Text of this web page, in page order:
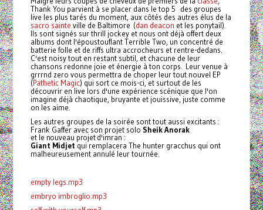
Thank You parvient à se placer dans le top 5 des groupes
live les plus tarés du moment, aux côtés des autres élus de la
sacro sainte ville de Baltimore (dan deacon et les ponytail).
Ils sont signés sur thrill jockey et nous ont déjà offert deux
albums dont l'époustouflant Terrible Two, un concentré de
batterie folle et de riffs ultra accrocheurs et rentre-dedans.
C'est noisy tout en restant subtil, et chacune de leur
chansons redonne joie et énergie à ton corps. Leur venue à
grrrnd zero vous permettra de choper leur tout nouvel EP
(Pathetic Magic) qui sort ce mois-ci, et surtout de les
découvrir en live lors d'une expérience scénique que l'on
imagine déjà chaotique, bruyante et jouissive, juste comme
on les aime.
Les autres groupes de la soirée sont tout aussi excitants :
Frank Gaffer avec son projet solo Sheik Anorak
et le nouveau projet d'imran :
Giant Midjet qui remplacera The hunter gracchus qui ont
malheureusement annulé leur tournée.
empty legs.mp3
embryo imbroglio.mp3